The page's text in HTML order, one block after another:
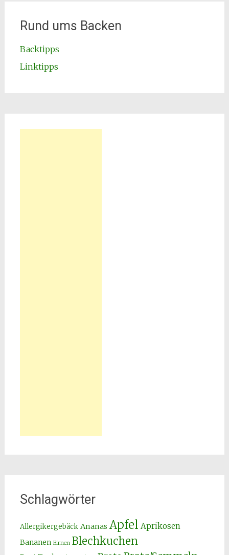
Rund ums Backen
Backtipps
Linktipps
Schlagwörter
Allergikergebäck Ananas Apfel Aprikosen
Bananen Birnen Blechkuchen